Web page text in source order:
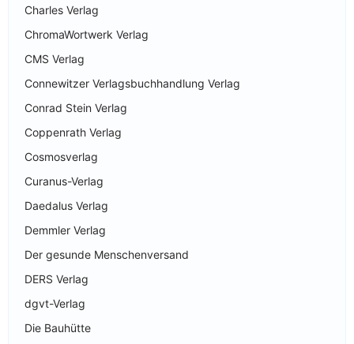
Charles Verlag
ChromaWortwerk Verlag
CMS Verlag
Connewitzer Verlagsbuchhandlung Verlag
Conrad Stein Verlag
Coppenrath Verlag
Cosmosverlag
Curanus-Verlag
Daedalus Verlag
Demmler Verlag
Der gesunde Menschenversand
DERS Verlag
dgvt-Verlag
Die Bauhütte